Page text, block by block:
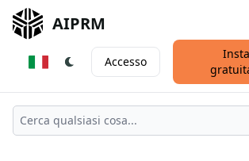
AIPRM
Accesso